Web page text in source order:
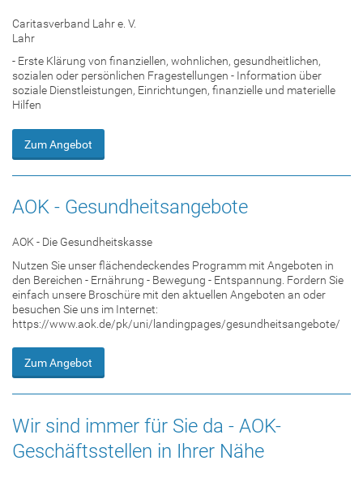
Caritasverband Lahr e. V.
Lahr
- Erste Klärung von finanziellen, wohnlichen, gesundheitlichen,
sozialen oder persönlichen Fragestellungen - Information über
soziale Dienstleistungen, Einrichtungen, finanzielle und materielle
Hilfen
Zum Angebot
AOK - Gesundheitsangebote
AOK - Die Gesundheitskasse
Nutzen Sie unser flächendeckendes Programm mit Angeboten in
den Bereichen - Ernährung - Bewegung - Entspannung. Fordern Sie
einfach unsere Broschüre mit den aktuellen Angeboten an oder
besuchen Sie uns im Internet:
https://www.aok.de/pk/uni/landingpages/gesundheitsangebote/
Zum Angebot
Wir sind immer für Sie da - AOK-
Geschäftsstellen in Ihrer Nähe